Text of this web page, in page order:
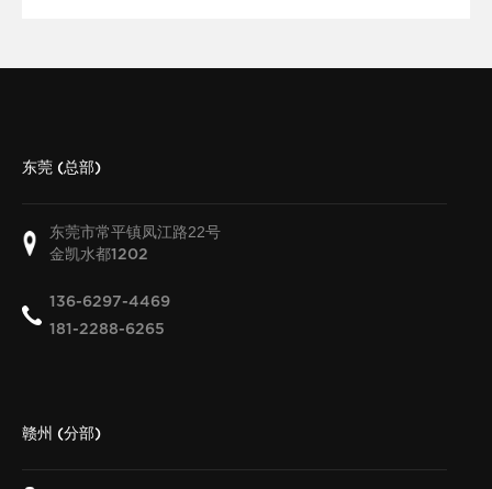
东莞 (总部)
东莞市常平镇凤江路22号
金凯水都1202
136-6297-4469
181-2288-6265
赣州 (分部)